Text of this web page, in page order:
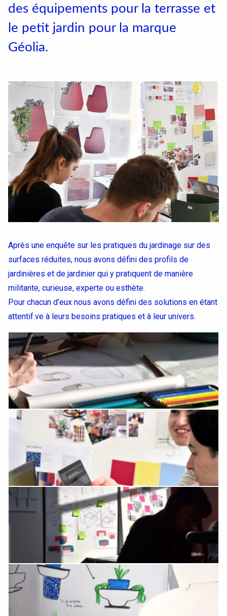
Erasmus
Accueil des étrangers
Diplômes
Conventions et partenariats
Universités
Écoles d’Enseignement Supérieur
Entreprises et Institutions
Instagram
LinkedIn
Accéder au site officiel de l'école
des équipements pour la terrasse et
le petit jardin pour la marque
Géolia.
Après une enquête sur les pratiques du jardinage sur des
surfaces réduites, nous avons défini des profils de
jardinières et de jardinier qui y pratiquent de manière
militante, curieuse, experte ou esthète.
Pour chacun d’eux nous avons défini des solutions en étant
attentif.ve à leurs besoins pratiques et à leur univers.